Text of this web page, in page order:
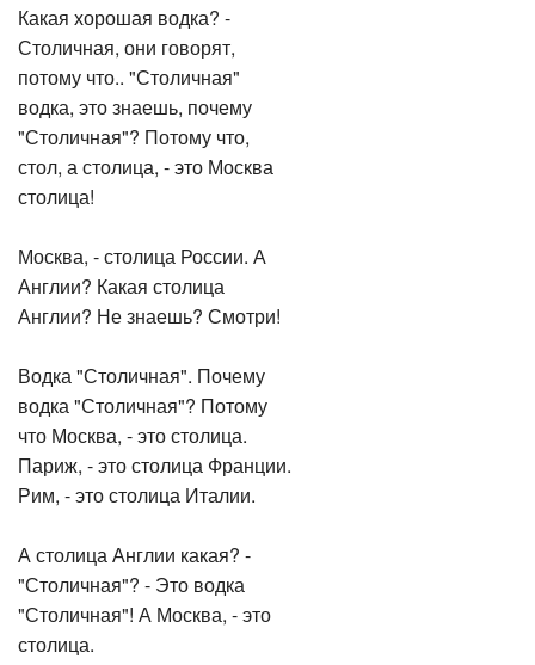
Какая хорошая водка? -
Столичная, они говорят,
потому что.. "Столичная"
водка, это знаешь, почему
"Столичная"? Потому что,
стол, а столица, - это Москва
столица!
Москва, - столица России. А
Англии? Какая столица
Англии? Не знаешь? Смотри!
Водка "Столичная". Почему
водка "Столичная"? Потому
что Москва, - это столица.
Париж, - это столица Франции.
Рим, - это столица Италии.
А столица Англии какая? -
"Столичная"? - Это водка
"Столичная"! А Москва, - это
столица.